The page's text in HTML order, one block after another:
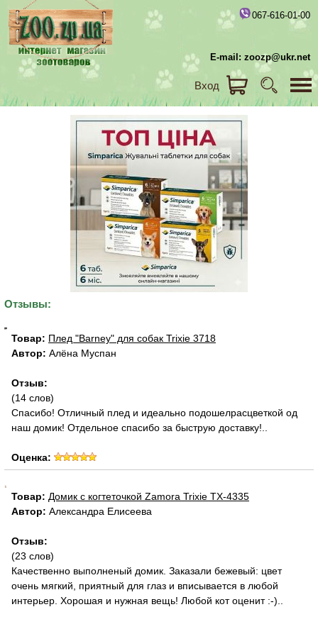
067-616-01-00
E-mail: zoozp@ukr.net
Вход
Отзывы:
Товар: Плед "Barney" для собак Trixie 3718
Автор: Алёна Муспан
Отзыв:
(14 слов)
Спасибо! Отличный плед и идеально подошелрасцветкой од
наш домик! Отдельное спасибо за быструю доставку!..
Оценка:
Товар: Домик с когтеточкой Zamora Trixie TX-4335
Автор: Александра Елисеева
Отзыв:
(23 слов)
Качественно выполненый домик. Заказали бежевый: цвет
очень мягкий, приятный для глаз и вписывается в любой
интерьер. Хорошая и нужная вещь! Любой кот оценит :-)..